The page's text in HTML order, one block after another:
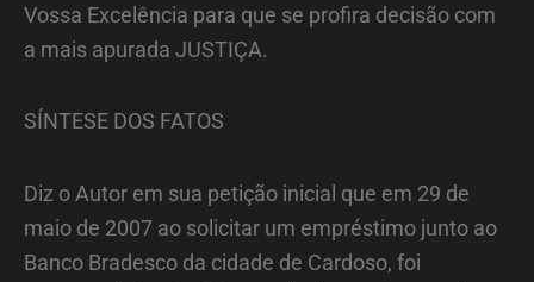
Vossa Excelência para que se profira decisão com
a mais apurada JUSTIÇA.
SÍNTESE DOS FATOS
Diz o Autor em sua petição inicial que em 29 de
maio de 2007 ao solicitar um empréstimo junto ao
Banco Bradesco da cidade de Cardoso, foi